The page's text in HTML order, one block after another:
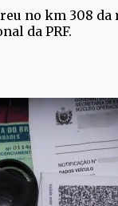
no km 308 da
da PRF.